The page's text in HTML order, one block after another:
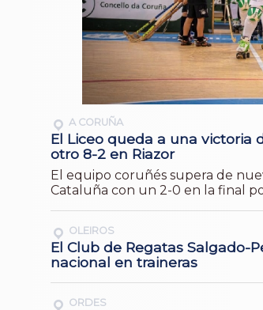
A CORUÑA
El Liceo queda a una victoria
otro 8-2 en Riazor
El equipo coruñés supera de
Cataluña con un 2-0 en la final
OLEIROS
El Club de Regatas Salgado-
nacional en traineras
ORDES